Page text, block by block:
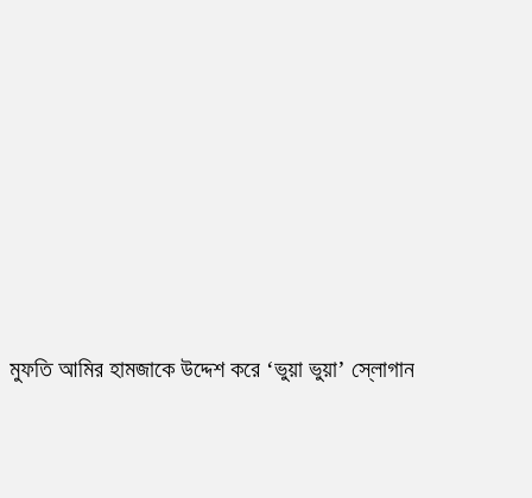
মুফতি আমির হামজাকে উদ্দেশ করে ‘ভুয়া ভুয়া’ স্লোগান